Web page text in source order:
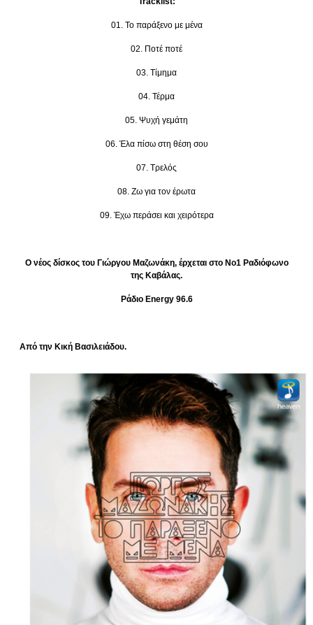
01. To παράξενο με μένα
02. Ποτέ ποτέ
03. Τίμημα
04. Τέρμα
05. Ψυχή γεμάτη
06. Έλα πίσω στη θέση σου
07. Τρελός
08. Ζω για τον έρωτα
09. Έχω περάσει και χειρότερα
Ο νέος δίσκος του Γιώργου Μαζωνάκη, έρχεται στο Νο1 Ραδιόφωνο
της Καβάλας.
Ράδιο Energy 96.6
Από την Κική Βασιλειάδου.